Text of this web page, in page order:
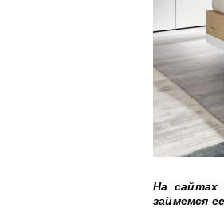
На сайтах
займемся